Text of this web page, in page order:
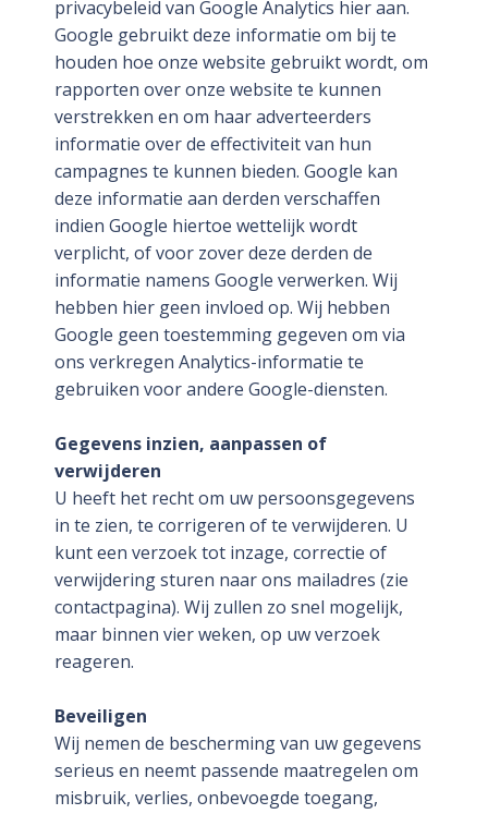
privacybeleid van Google Analytics hier aan.
Google gebruikt deze informatie om bij te
houden hoe onze website gebruikt wordt, om
rapporten over onze website te kunnen
verstrekken en om haar adverteerders
informatie over de effectiviteit van hun
campagnes te kunnen bieden. Google kan
deze informatie aan derden verschaffen
indien Google hiertoe wettelijk wordt
verplicht, of voor zover deze derden de
informatie namens Google verwerken. Wij
hebben hier geen invloed op. Wij hebben
Google geen toestemming gegeven om via
ons verkregen Analytics-informatie te
gebruiken voor andere Google-diensten.
Gegevens inzien, aanpassen of
verwijderen
U heeft het recht om uw persoonsgegevens
in te zien, te corrigeren of te verwijderen. U
kunt een verzoek tot inzage, correctie of
verwijdering sturen naar ons mailadres (zie
contactpagina). Wij zullen zo snel mogelijk,
maar binnen vier weken, op uw verzoek
reageren.
Beveiligen
Wij nemen de bescherming van uw gegevens
serieus en neemt passende maatregelen om
misbruik, verlies, onbevoegde toegang,